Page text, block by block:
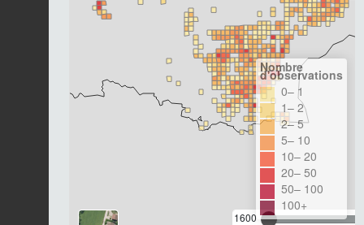
1600
Nombre
d'observations
0– 1
1– 2
2– 5
5– 10
10– 20
20– 50
50– 100
100+